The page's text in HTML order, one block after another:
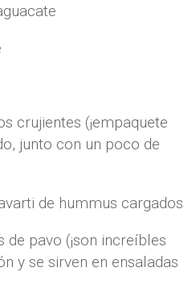
crujientes (¡empaquete
junto con un poco de
de hummus cargados
de pavo (¡son increíbles
y se sirven en ensaladas